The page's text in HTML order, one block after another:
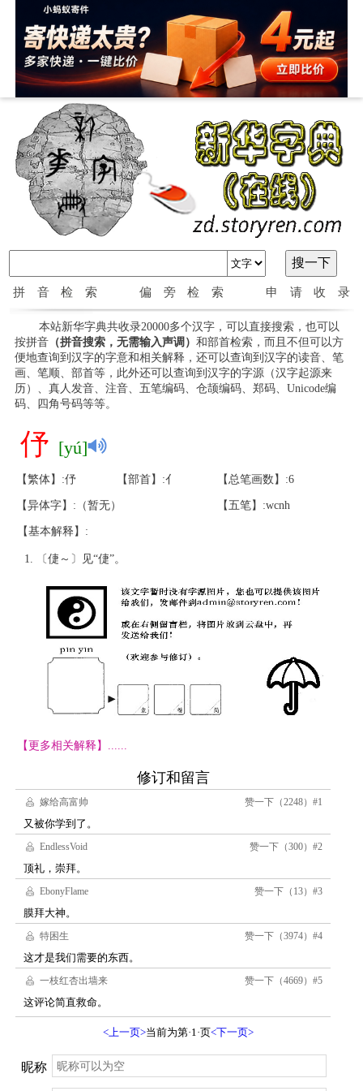
拼音检索 偏旁检索 申请收录
本站新华字典共收录20000多个汉字，可以直接搜索，也可以
按拼音（拼音搜索，无需输入声调） 和部首检索，而且不但可以方
便地查询到汉字的字意和相关解释，还可以查询到汉字的读音、笔
画、笔顺、部首等，此外还可以查询到汉字的字源（汉字起源来
历）、真人发音、注音、五笔编码、仓颉编码、郑码、Unicode编
码、四角号码等等。
伃 [yú]
【繁体】:伃 【部首】:亻 【总笔画数】:6
【异体字】:（暂无） 【五笔】:wcnh
【基本解释】:
〔倢～〕见“倢”。
【更多相关解释】......